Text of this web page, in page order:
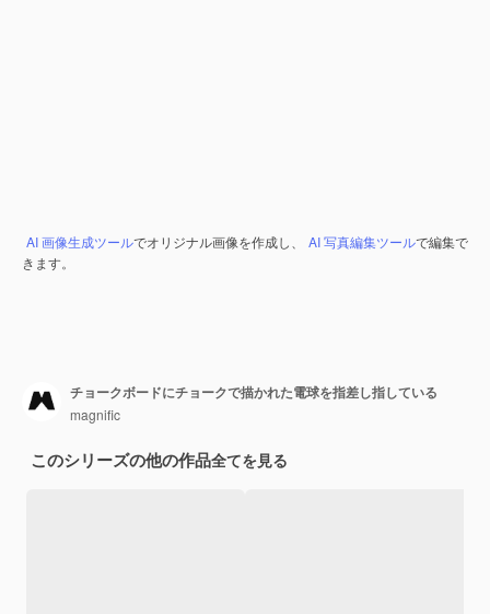
AI 画像生成ツールでオリジナル画像を作成し、 AI 写真編集ツールで編集で
きます。
チョークボードにチョークで描かれた電球を指差し指している
magnific
このシリーズの他の作品全てを見る